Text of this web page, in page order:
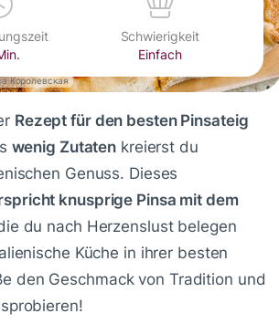
Королевская
Schwierigkeit
Einfach
Rezept für den besten Pinsateig
wenig Zutaten kreierst du
Genuss. Dieses
knusprige Pinsa mit dem
du nach Herzenslust belegen
Küche in ihrer besten
den Geschmack von Tradition und